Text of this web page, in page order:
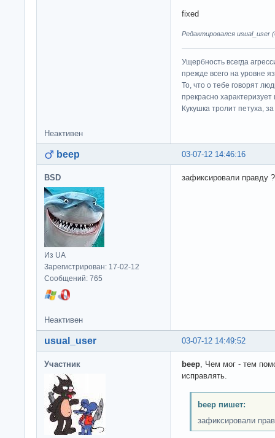
fixed
Редактировался usual_user
Ущербность всегда
прежде всего на уровне
То, что о тебе говорят
прекрасно характеризует
Кукушка тролит петуха,
Неактивен
03-07-12 14:46:16
beep
BSD
Из UA
Зарегистрирован: 17-02-12
Сообщений: 765
зафиксировали правду ?
Неактивен
03-07-12 14:49:52
usual_user
Участник beep, Чем мог - тем
исправлять.
beep пишет:
зафиксировали